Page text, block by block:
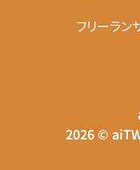
フリーラン
2026 ©